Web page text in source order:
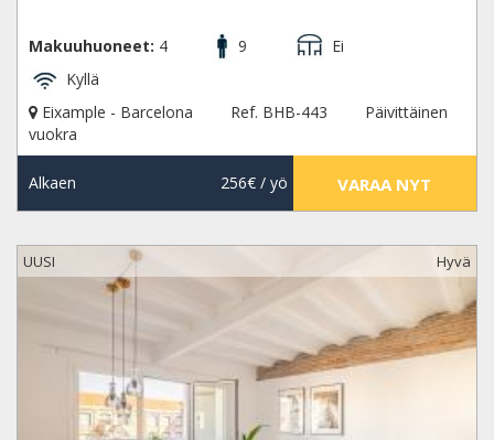
Makuuhuoneet: 4 9
Ei
Kyllä
Eixample - Barcelona
Ref. BHB-443
Päivittäinen
vuokra
Alkaen 256€/ yö VARAA NYT
UUSI Hyvä